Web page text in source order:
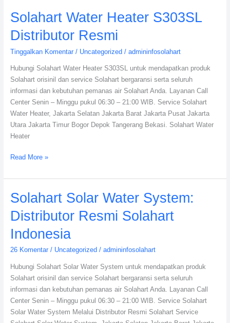
Solahart Water Heater S303SL
Distributor Resmi
Tinggalkan Komentar / Uncategorized/ admininfosolahart
Hubungi Solahart Water Heater S303SL untuk mendapatkan produk
Solahart orisinil dan service Solahart bergaransi serta seluruh
informasi dan kebutuhan pemanas air Solahart Anda. Layanan Call
Center Senin – Minggu pukul 06:30 – 21:00 WIB. Service Solahart
Water Heater, Jakarta Selatan Jakarta Barat Jakarta Pusat Jakarta
Utara Jakarta Timur Bogor Depok Tangerang Bekasi. Solahart Water
Heater
Read More »
Solahart Solar Water System:
Distributor Resmi Solahart
Indonesia
26 Komentar / Uncategorized / admininfosolahart
Hubungi Solahart Solar Water System untuk mendapatkan produk
Solahart orisinil dan service Solahart bergaransi serta seluruh
informasi dan kebutuhan pemanas air Solahart Anda. Layanan Call
Center Senin – Minggu pukul 06:30 – 21:00 WIB. Service Solahart
Solar Water System Melalui Distributor Resmi Solahart Service
Solahart
Solar
Water
System:
Distributor
Resmi
Indonesia